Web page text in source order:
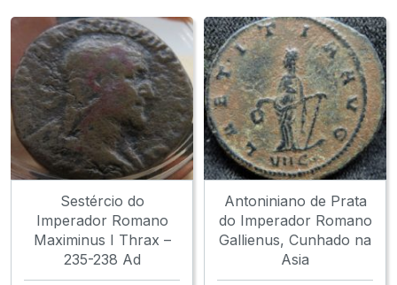
Sestércio do
Imperador Romano
Maximinus I Thrax –
235-238 Ad
Antoniniano de Prata
do Imperador Romano
Gallienus, Cunhado na
Asia